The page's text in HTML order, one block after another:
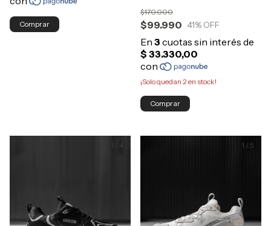
Comprar $99.990
$170.000
41% OFF
¡Solo quedan 2en stock!
Comprar
1 4 1 / 5